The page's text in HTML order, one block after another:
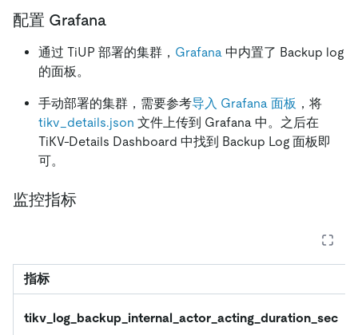
配置 Grafana
通过 TiUP 部署的集群， Grafana 中内置了 Backup log
的面板。
手动部署的集群，需要参考导入 Grafana 面板 ，将
tikv_details.json 文件上传到 Grafana 中。之后在
TiKV-Details Dashboard 中找到 Backup Log 面板即
可。
监控指标
指标
tikv_log_backup_internal_actor_acting_duration_sec